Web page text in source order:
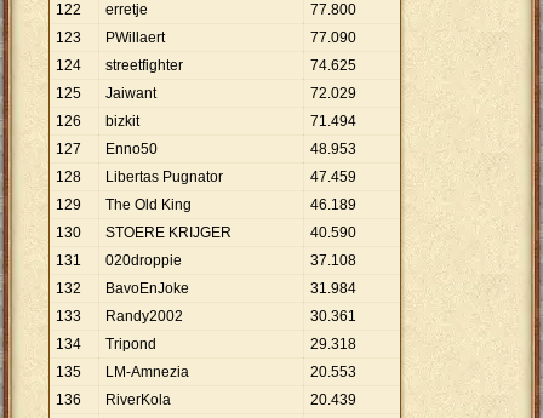
122
erretje 77.800
123
PWillaert 77.090
124
streetfighter 74.625
125
Jaiwant 72.029
126
bizkit 71.494
127
Enno50 48.953
128
Libertas Pugnator 47.459
129
The Old King 46.189
130
STOERE KRIJGER 40.590
131
020droppie 37.108
132
BavoEnJoke 31.984
133
Randy2002 30.361
134
Tripond 29.318
135
LM-Amnezia 20.553
136
RiverKola 20.439